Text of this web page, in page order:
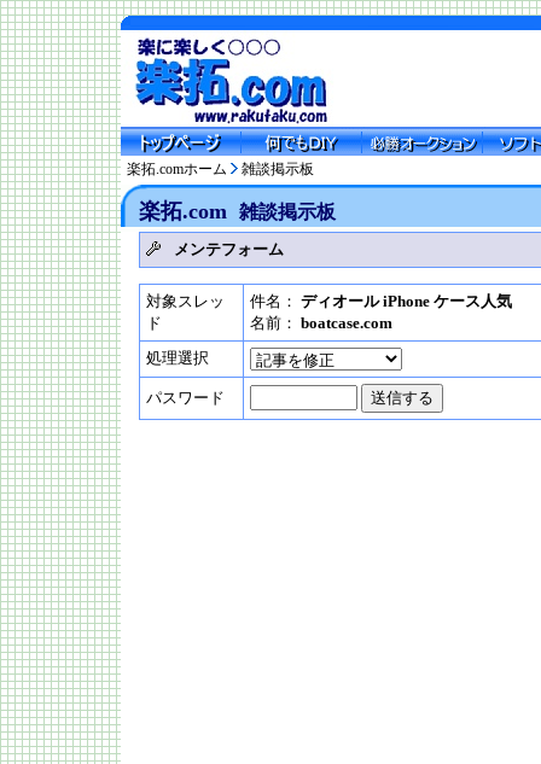
楽拓.comホーム 雑談掲示板
楽拓.com 雑談掲示板
メンテフォーム
対象スレッ
ド
件名： ディオール iPhone ケース人気
名前： boatcase.com
処理選択
パスワード